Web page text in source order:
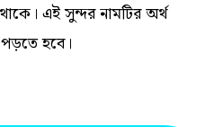
এই সুন্দর নামটির অর্থ
হবে।